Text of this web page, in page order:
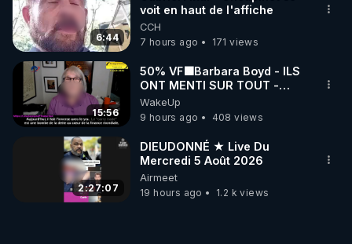
6:44
voit en haut de l'affiche
CCH
7 hours ago
171 views
15:56
50% VF🟩Barbara Boyd - ILS
ONT MENTI SUR TOUT -
Jocelyne Traduction
WakeUp
9 hours ago
408 views
2:27:07
DIEUDONNÉ ★ Live Du
Mercredi 5 Août 2026
Airmeet
19 hours ago
1.2 k views